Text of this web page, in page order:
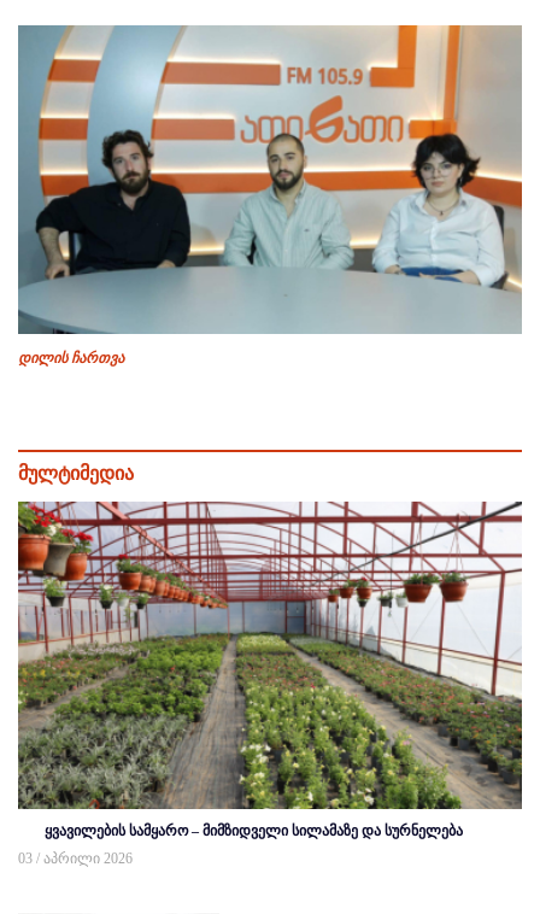
დილის ჩართვა
მულტიმედია
ყვავილების სამყარო – მიმზიდველი სილამაზე და სურნელება
03 / აპრილი 2026